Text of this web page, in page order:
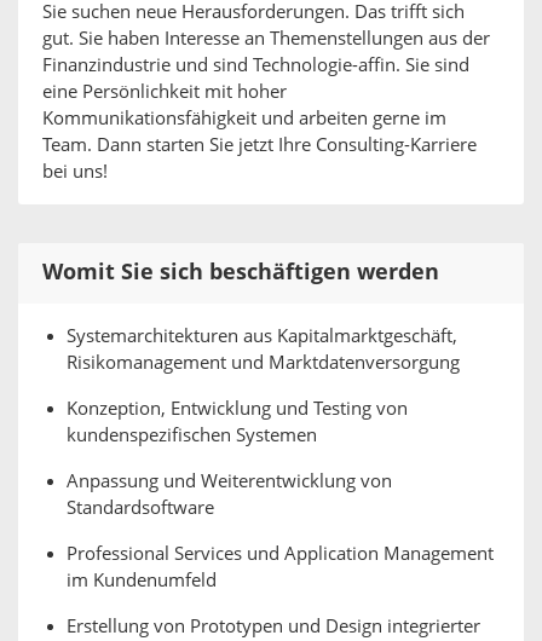
Sie suchen neue Herausforderungen. Das trifft sich
gut. Sie haben Interesse an Themenstellungen aus der
Finanzindustrie und sind Technologie-affin. Sie sind
eine Persönlichkeit mit hoher
Kommunikationsfähigkeit und arbeiten gerne im
Team. Dann starten Sie jetzt Ihre Consulting-Karriere
bei uns!
Womit Sie sich beschäftigen werden
Systemarchitekturen aus Kapitalmarktgeschäft,
Risikomanagement und Marktdatenversorgung
Konzeption, Entwicklung und Testing von
kundenspezifischen Systemen
Anpassung und Weiterentwicklung von
Standardsoftware
Professional Services und Application Management
im Kundenumfeld
Erstellung von Prototypen und Design integrierter